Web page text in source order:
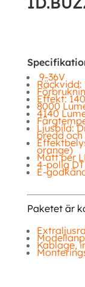
9-36V
Räckvidd:
Effekt:
8000
4140
Ljusbild:
bredd
orange)
Mått per
4-polig
E-
Paketet är
Kablage,